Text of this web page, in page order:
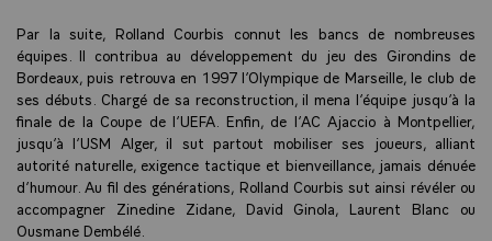
Par la suite, Rolland Courbis connut les bancs de nombreuses
équipes. Il contribua au développement du jeu des Girondins de
Bordeaux, puis retrouva en 1997 l’Olympique de Marseille, le club de
ses débuts. Chargé de sa reconstruction, il mena l’équipe jusqu’à la
finale de la Coupe de l’UEFA. Enfin, de l’AC Ajaccio à Montpellier,
jusqu’à l’USM Alger, il sut partout mobiliser ses joueurs, alliant
autorité naturelle, exigence tactique et bienveillance, jamais dénuée
d’humour. Au fil des générations, Rolland Courbis sut ainsi révéler ou
accompagner Zinedine Zidane, David Ginola, Laurent Blanc ou
Ousmane Dembélé.